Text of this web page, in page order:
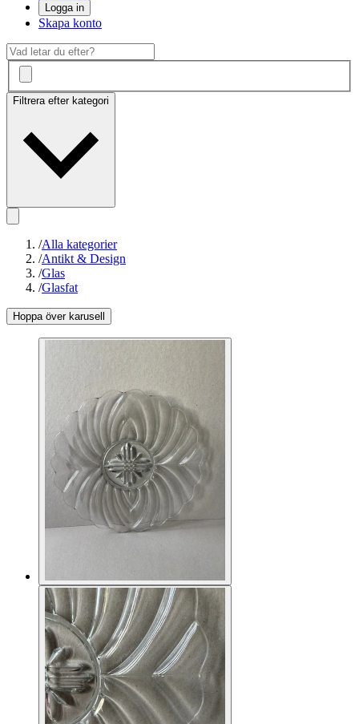
Logga in
Skapa konto
Filtrera efter kategori
/Alla kategorier
/Antikt & Design
/Glas
/Glasfat
Hoppa över karusell